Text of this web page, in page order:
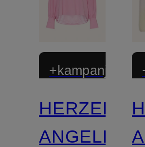
+kampanjrabatt
HERZEN'S